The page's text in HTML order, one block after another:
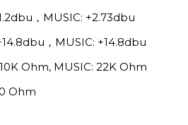
，MUSIC: +2.73dbu
，MUSIC: +14.8dbu
Ohm, MUSIC: 22K Ohm
Ohm